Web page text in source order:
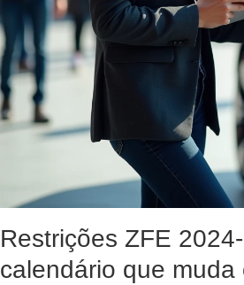
Restrições ZFE
calendário que muda